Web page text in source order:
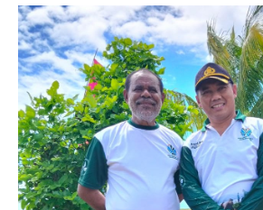
comments